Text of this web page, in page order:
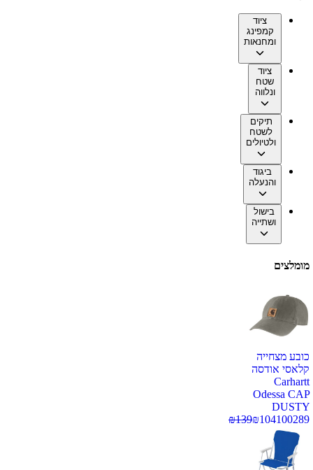
ציוד
קמפינג
ומחנאות
ציוד
שטח
ונלווה
תיקים
לשטח
ולטיולים
ביגוד
והנעלה
בישול
ושתייה
מומלצים
כובע מצחייה
קלאסי אודסה
Carhartt
Odessa CAP
DUSTY
100289
₪104
₪139